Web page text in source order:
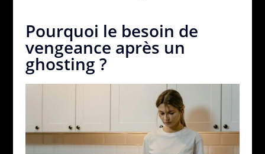
Pourquoi le besoin de
vengeance après un
ghosting ?